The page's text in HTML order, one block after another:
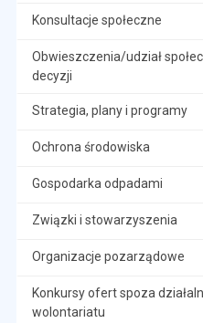
Konsultacje społeczne
Obwieszczenia/udział
decyzji
Strategia, plany i programy
Ochrona środowiska
Gospodarka odpadami
Związki i stowarzyszenia
Organizacje pozarządowe
Konkursy ofert spoza
wolontariatu